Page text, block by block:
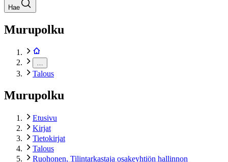
Hae
Murupolku
Talous
Murupolku
Etusivu
Kirjat
Tietokirjat
Talous
Ruohonen, Tilintarkastaja osakeyhtiön hallinnon